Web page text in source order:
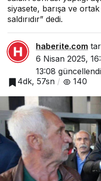
siyasete, barışa ve
saldırıdır” dedi.
haberite.com
6 Nisan 2025,
13:08 güncellendi
4dk, 57sn
140